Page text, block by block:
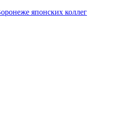
японских коллег